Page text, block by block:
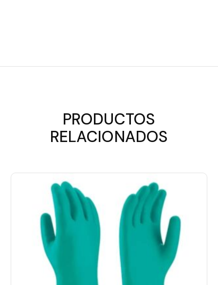
PRODUCTOS
RELACIONADOS